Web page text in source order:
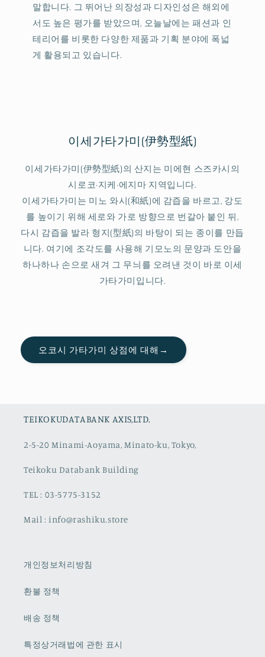
말합니다. 그 뛰어난 의장성과 디자인성은 해외에
서도 높은 평가를 받았으며, 오늘날에는 패션과 인
테리어를 비롯한 다양한 제품과 기획 분야에 폭넓
게 활용되고 있습니다.
이세가타가미(伊勢型紙)
이세가타가미(伊勢型紙)의 산지는 미에현 스즈카시의
시로코·지케·에지마 지역입니다.
이세가타가미는 미노 와시(和紙)에 감즙을 바르고, 강도
를 높이기 위해 세로와 가로 방향으로 번갈아 붙인 뒤,
다시 감즙을 발라 형지(型紙)의 바탕이 되는 종이를 만듭
니다. 여기에 조각도를 사용해 기모노의 문양과 도안을
하나하나 손으로 새겨 그 무늬를 오려낸 것이 바로 이세
가타가미입니다.
오코시 가타가미 상점에 대해→
TEIKOKUDATABANK AXIS,LTD.
2-5-20 Minami-Aoyama, Minato-ku, Tokyo,
Teikoku Databank Building
TEL : 03-5775-3152
Mail : info@rashiku.store
개인정보처리방침
환불 정책
배송 정책
특정상거래법에 관한 표시